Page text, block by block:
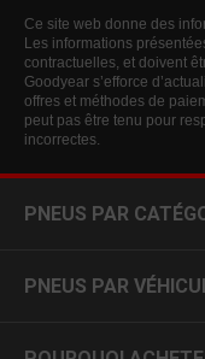
Ce site web donne des
Les informations
contractuelles, et doivent
Goodyear s’efforce
offres et méthodes de
peut pas être tenu pour
incorrectes.
PNEUS PAR
PNEUS PAR